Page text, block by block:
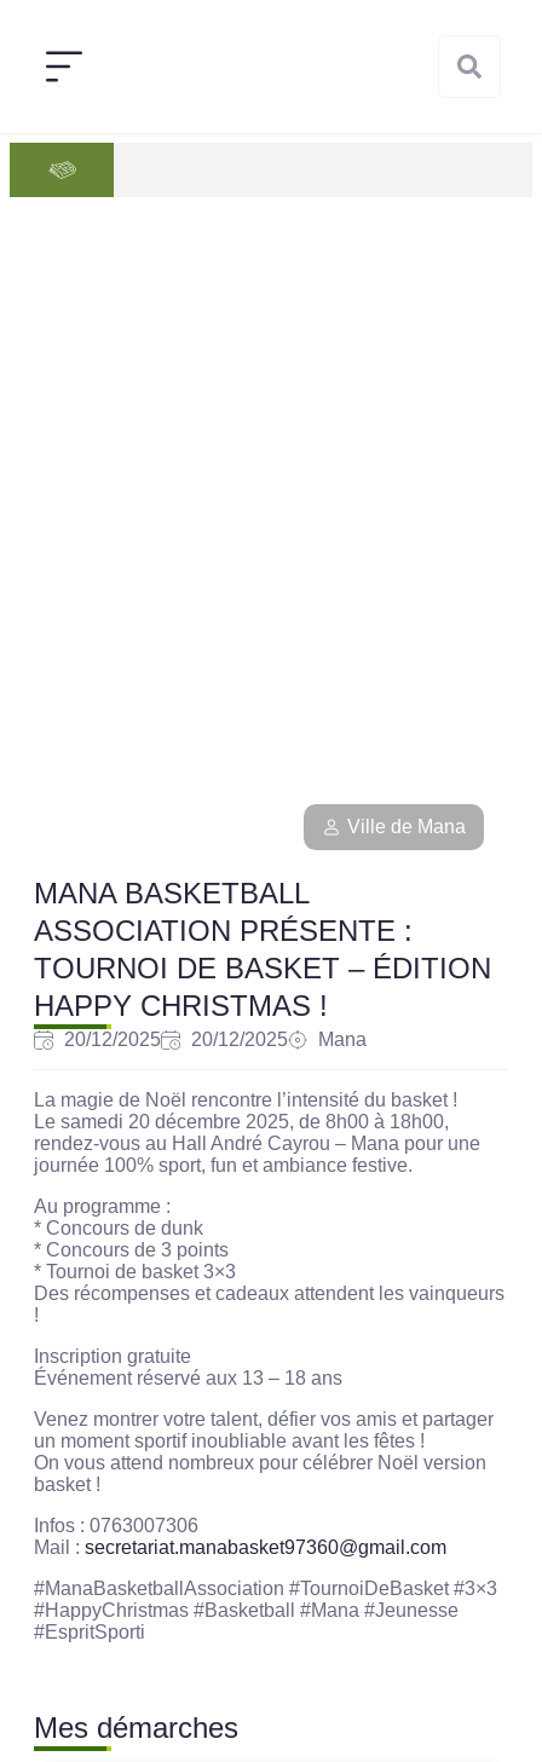
Ville de Mana
MANA BASKETBALL
ASSOCIATION PRÉSENTE :
TOURNOI DE BASKET – ÉDITION
HAPPY CHRISTMAS !
20/12/2025 20/12/2025 Mana
La magie de Noël rencontre l’intensité du basket !
Le samedi 20 décembre 2025, de 8h00 à 18h00,
rendez-vous au Hall André Cayrou – Mana pour une
journée 100% sport, fun et ambiance festive.
Au programme :
* Concours de dunk
* Concours de 3 points
* Tournoi de basket 3×3
Des récompenses et cadeaux attendent les vainqueurs
!
Inscription gratuite
Événement réservé aux 13 – 18 ans
Venez montrer votre talent, défier vos amis et partager
un moment sportif inoubliable avant les fêtes !
On vous attend nombreux pour célébrer Noël version
basket !
Infos : 0763007306
Mail : secretariat.manabasket97360@gmail.com
#ManaBasketballAssociation #TournoiDeBasket #3×3
#HappyChristmas #Basketball #Mana #Jeunesse
#EspritSporti
Mes démarches